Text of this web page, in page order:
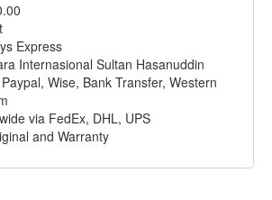
Express
Internasional Sultan Hasanuddin
Wise, Bank Transfer, Western
via FedEx, DHL, UPS
and Warranty